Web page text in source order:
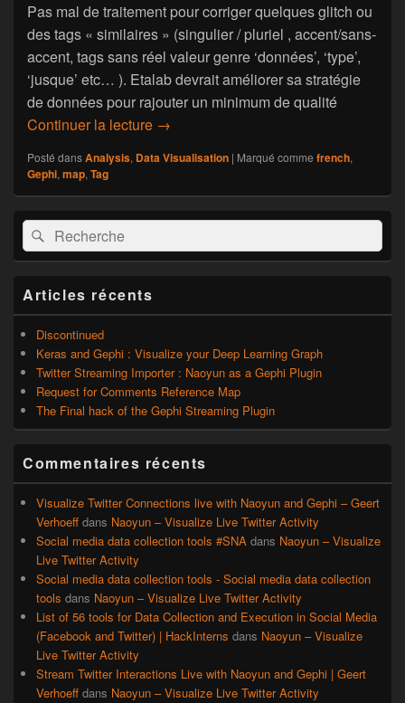
Pas mal de traitement pour corriger quelques glitch ou
des tags « similaires » (singulier / pluriel , accent/sans-
accent, tags sans réel valeur genre ‘données’, ‘type’,
‘jusque’ etc… ). Etalab devrait améliorer sa stratégie
de données pour rajouter un minimum de qualité
Continuer la lecture Cartographie des tags des jeux de
→
Posté dansAnalysis, Data Visualisation | Marqué comme french,
Gephi, map, Tag
Zone
principale
de
barre
latérale
Recherche :
Rechercher
Articles récents
Discontinued
Keras and Gephi : Visualize your Deep Learning Graph
Twitter Streaming Importer : Naoyun as a Gephi Plugin
Request for Comments Reference Map
The Final hack of the Gephi Streaming Plugin
Commentaires récents
Visualize Twitter Connections live with Naoyun and Gephi – Geert
Verhoeff dans Naoyun – Visualize Live Twitter Activity
Social media data collection tools #SNA dans Naoyun – Visualize
Live Twitter Activity
Social media data collection tools - Social media data collection
tools dans Naoyun – Visualize Live Twitter Activity
List of 56 tools for Data Collection and Execution in Social Media
(Facebook and Twitter) | HackInterns dans Naoyun – Visualize
Live Twitter Activity
Stream Twitter Interactions Live with Naoyun and Gephi | Geert
Verhoeff dans Naoyun – Visualize Live Twitter Activity